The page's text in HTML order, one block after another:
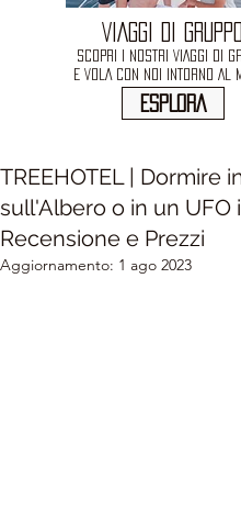
VIAGGI DI
SCOPRI I NOSTRI VIAGGI DI
E VOLA CON NOI INTORNO AL
ESPLORA
TREEHOTEL | Dormire
sull'Albero o in un UFO
Recensione e Prezzi
Aggiornamento: 1 ago 2023